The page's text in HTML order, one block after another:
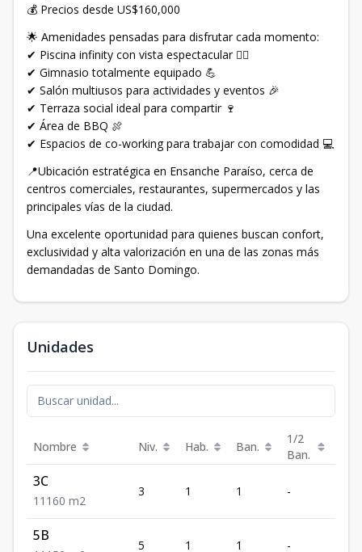
💰 Precios desde US$160,000
🌟 Amenidades pensadas para disfrutar cada momento:
✔ Piscina infinity con vista espectacular 🏊‍♂️
✔ Gimnasio totalmente equipado 💪
✔ Salón multiusos para actividades y eventos 🎉
✔ Terraza social ideal para compartir 🍷
✔ Área de BBQ 🍖
✔ Espacios de co-working para trabajar con comodidad 💻
📍Ubicación estratégica en Ensanche Paraíso, cerca de
centros comerciales, restaurantes, supermercados y las
principales vías de la ciudad.
Una excelente oportunidad para quienes buscan confort,
exclusividad y alta valorización en una de las zonas más
demandadas de Santo Domingo.
Unidades
Nombre Niv. Hab. Ban.
1/2
Ban.
3C
1 1 1 60 m2
3 1 1 -
5B
5 1 1 -